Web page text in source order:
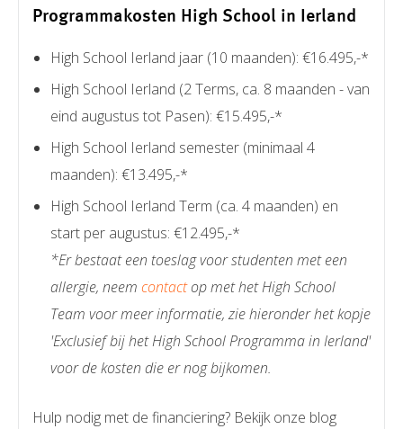
Programmakosten High School in Ierland
High School Ierland jaar (10 maanden): €16.495,-*
High School Ierland (2 Terms, ca. 8 maanden - van
eind augustus tot Pasen): €15.495,-*
High School Ierland semester (minimaal 4
maanden): €13.495,-*
High School Ierland Term (ca. 4 maanden) en
start per augustus: €12.495,-*
*Er bestaat een toeslag voor studenten met een
allergie, neem contactop met het High School
Team voor meer informatie, zie hieronder het kopje
'Exclusief bij het High School Programma in Ierland'
voor de kosten die er nog bijkomen.
Hulp nodig met de financiering? Bekijk onze blog